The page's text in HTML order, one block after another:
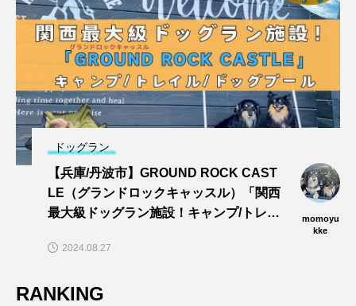
ドッグラン
【兵庫/丹波市】GROUND ROCK CAST
LE（グランドロックキャッスル）「関西
最大級ドッグラン施設！キャンプ/トレイ
う〜🎵」
momoyu
kke
2024.08.27
RANKING